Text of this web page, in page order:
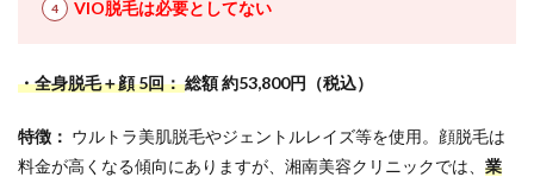
VIO脱毛は必要としてない
・全身脱毛＋顔 5回：総額 約53,800円（税込）
特徴： ウルトラ美肌脱毛やジェントルレイズ等を使用。顔脱毛は
料金が高くなる傾向にありますが、湘南美容クリニックでは、 業